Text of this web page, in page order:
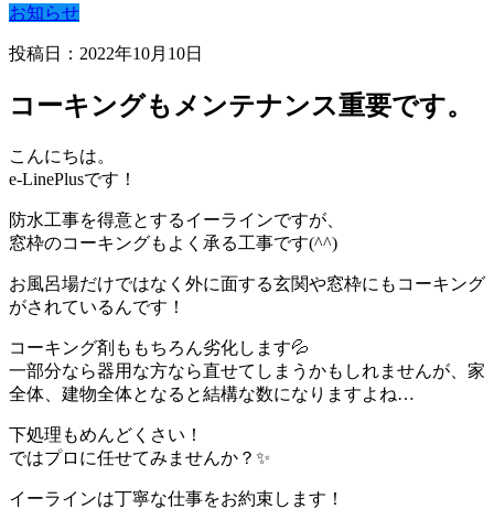
お知らせ
投稿日：2022年10月10日
コーキングもメンテナンス重要です。
こんにちは。
e-LinePlusです！
防水工事を得意とするイーラインですが、
窓枠のコーキングもよく承る工事です(^^)
お風呂場だけではなく外に面する玄関や窓枠にもコーキング
がされているんです！
コーキング剤ももちろん劣化します💦
一部分なら器用な方なら直せてしまうかもしれませんが、家
全体、建物全体となると結構な数になりますよね…
下処理もめんどくさい！
ではプロに任せてみませんか？✨
イーラインは丁寧な仕事をお約束します！